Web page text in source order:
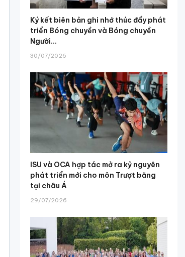
Ký kết biên bản ghi nhớ thúc đẩy phát
triển Bóng chuyền và Bóng chuyền
Người...
30/07/2026
ISU và OCA hợp tác mở ra kỷ nguyên
phát triển mới cho môn Trượt băng
tại châu Á
29/07/2026